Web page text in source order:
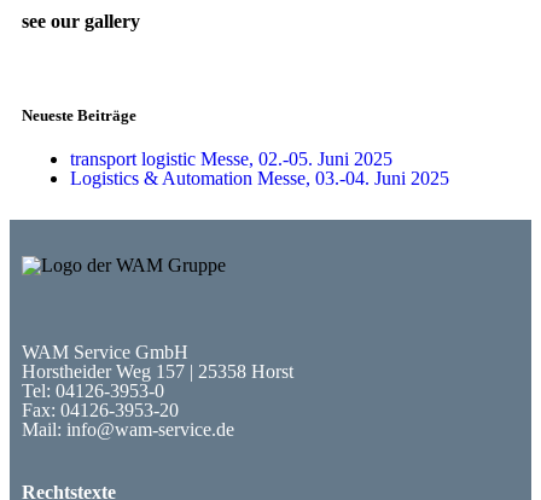
see our gallery
Neueste Beiträge
transport logistic Messe, 02.-05. Juni 2025
Logistics & Automation Messe, 03.-04. Juni 2025
WAM Service GmbH
Horstheider Weg 157 | 25358 Horst
Tel: 04126-3953-0
Fax: 04126-3953-20
Mail: info@wam-service.de
Rechtstexte